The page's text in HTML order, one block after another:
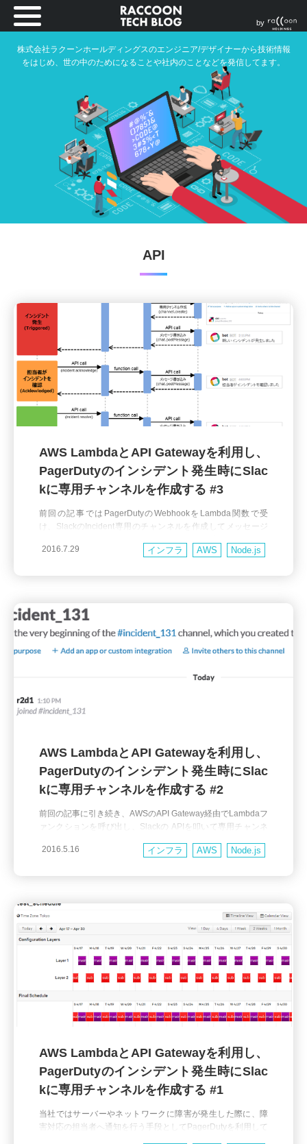
株式会社ラクーンホールディングスのエンジニア/デザイナーから技術情報
をはじめ、世の中のためになることや社内のことなどを発信してます。
by
API
AWS LambdaとAPI Gatewayを利用し、
PagerDutyのインシデント発生時にSlac
kに専用チャンネルを作成する #3
前回の記事ではPagerDutyのWebhookをLambda関数で受
け、SlackのIncident専用のチャンネルを作成してメッセージ
をarchiveしたりするところまでご紹介しました。 大まかにま
2016.7.29 インフラ AWS Node.js
AWS LambdaとAPI Gatewayを利用し、
PagerDutyのインシデント発生時にSlac
kに専用チャンネルを作成する #2
前回の記事に引き続き、AWSのAPI Gateway経由でLambdaフ
ァンクションを呼び出し、Slackの APIを叩いて専用チャンネ
rDutyのWebhookをLambda関数で受け取るところまでご紹介
2016.5.16 インフラ AWS Node.js
AWS LambdaとAPI Gatewayを利用し、
PagerDutyのインシデント発生時にSlac
kに専用チャンネルを作成する #1
当社ではサーバーやネットワークに障害が発生した際に、障
害対応の担当者へ通知を行う手段としてPagerDutyを利用して